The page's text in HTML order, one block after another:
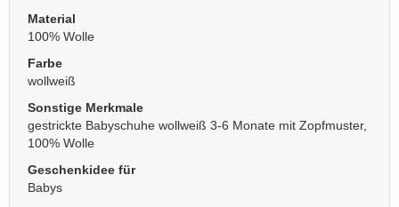
Material
100% Wolle
Farbe
wollweiß
Sonstige Merkmale
gestrickte Babyschuhe wollweiß 3-6 Monate mit Zopfmuster,
100% Wolle
Geschenkidee für
Babys